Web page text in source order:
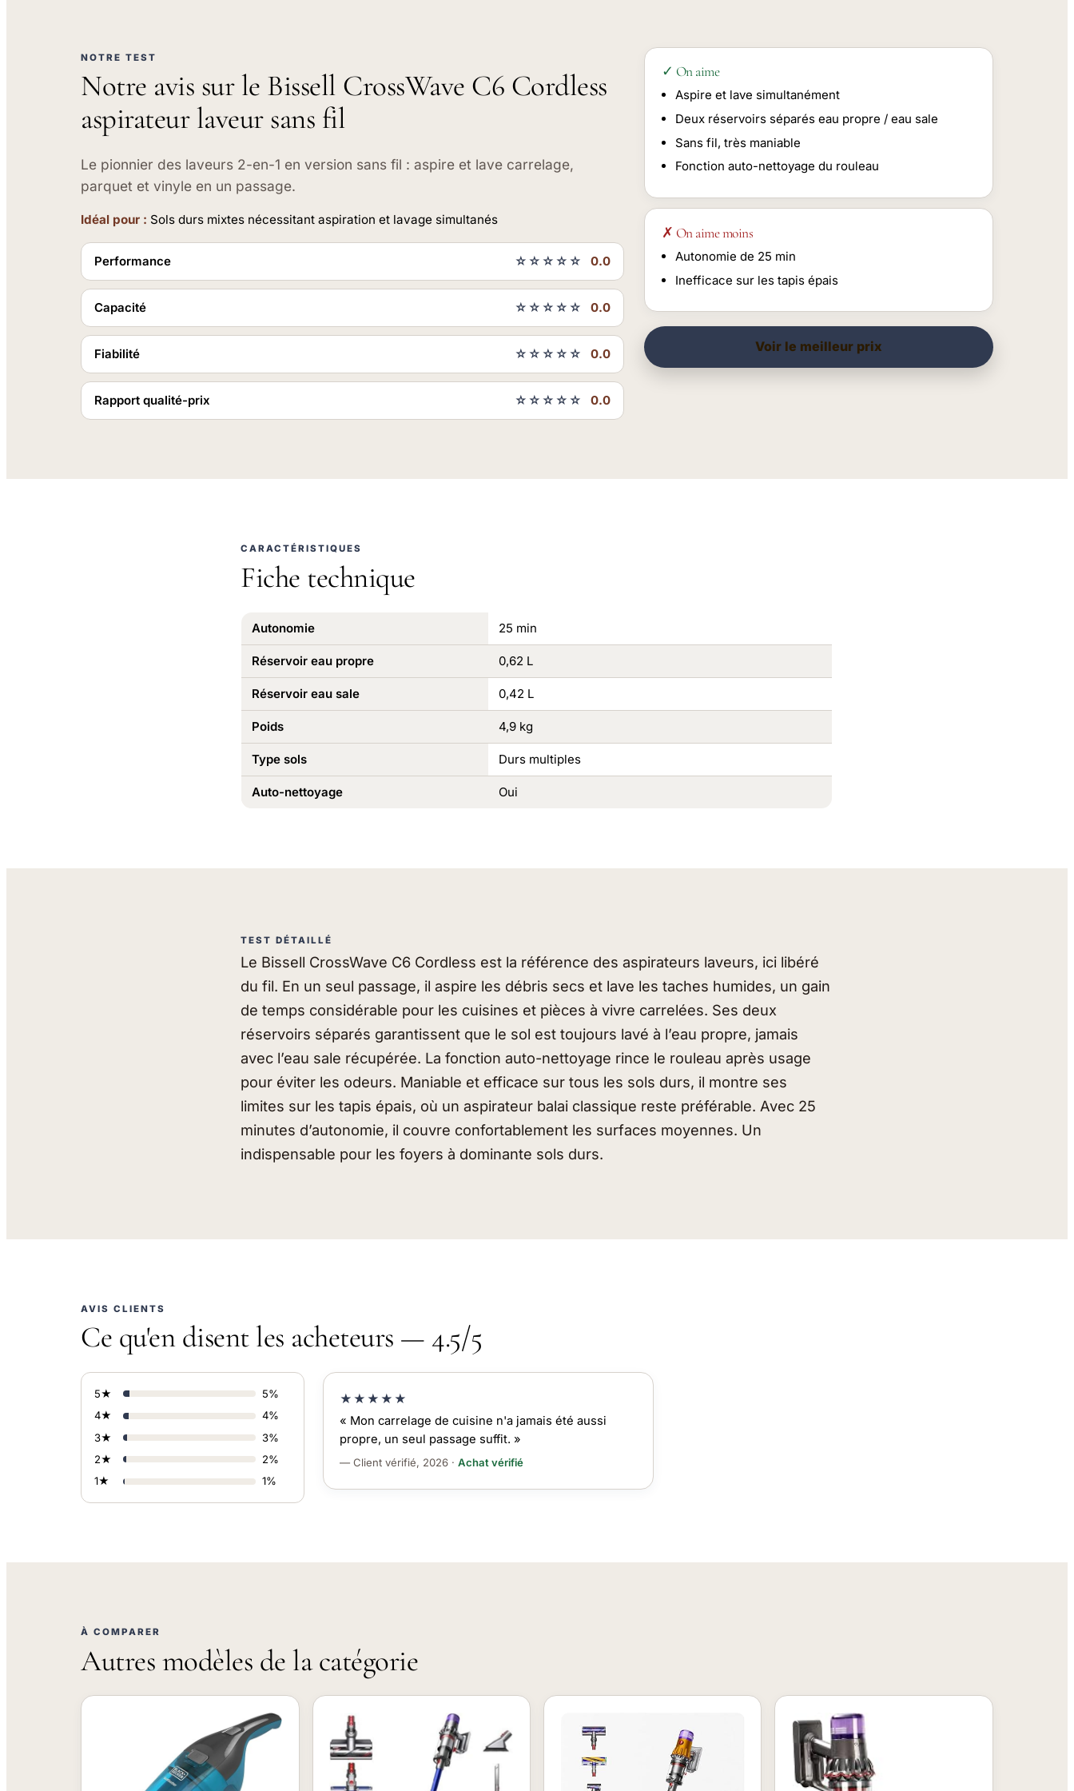
NOTRE TEST
Notre avis sur le Bissell CrossWave C6 Cordless
aspirateur laveur sans fil
Le pionnier des laveurs 2-en-1 en version sans fil : aspire et lave carrelage,
parquet et vinyle en un passage.
Idéal pour : Sols durs mixtes nécessitant aspiration et lavage simultanés
Performance ☆☆☆☆☆ 0.0
Capacité ☆☆☆☆☆ 0.0
Fiabilité ☆☆☆☆☆ 0.0
Rapport qualité-prix ☆☆☆☆☆ 0.0
✓ On aime
Aspire et lave simultanément
Deux réservoirs séparés eau propre / eau sale
Sans fil, très maniable
Fonction auto-nettoyage du rouleau
✗ On aime moins
Autonomie de 25 min
Inefficace sur les tapis épais
Voir le meilleur prix
CARACTÉRISTIQUES
Fiche technique
Autonomie 25 min
Réservoir eau propre 0,62 L
Réservoir eau sale 0,42 L
Poids 4,9 kg
Type sols Durs multiples
Auto-nettoyage Oui
TEST DÉTAILLÉ
Le Bissell CrossWave C6 Cordless est la référence des aspirateurs laveurs, ici libéré
du fil. En un seul passage, il aspire les débris secs et lave les taches humides, un gain
de temps considérable pour les cuisines et pièces à vivre carrelées. Ses deux
réservoirs séparés garantissent que le sol est toujours lavé à l’eau propre, jamais
avec l’eau sale récupérée. La fonction auto-nettoyage rince le rouleau après usage
pour éviter les odeurs. Maniable et efficace sur tous les sols durs, il montre ses
limites sur les tapis épais, où un aspirateur balai classique reste préférable. Avec 25
minutes d’autonomie, il couvre confortablement les surfaces moyennes. Un
indispensable pour les foyers à dominante sols durs.
AVIS CLIENTS
Ce qu'en disent les acheteurs — 4.5/5
5★
5%
4★
4%
3★
3%
2★
2%
1★
1%
★★★★★
« Mon carrelage de cuisine n'a jamais été aussi
propre, un seul passage suffit. »
— Client vérifié, 2026 ·Achat vérifié
À COMPARER
Autres modèles de la catégorie